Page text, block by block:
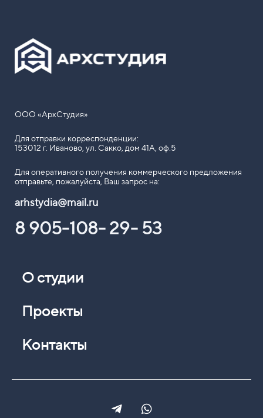
ООО «АрхСтудия»
Для отправки корреспонденции:
153012 г. Иваново, ул. Сакко, дом 41А, оф.5
Для оперативного получения коммерческого предложения
отправьте, пожалуйста, Ваш запрос на:
arhstydia@mail.ru
8 905-108- 29- 53
О студии
Проекты
Контакты